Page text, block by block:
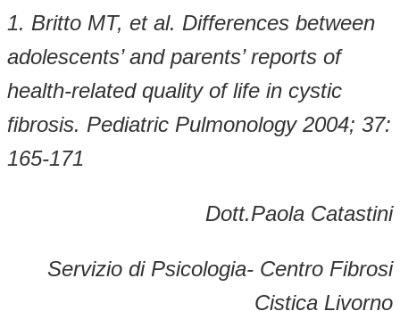
1. Britto MT, et al. Differences between
adolescents’ and parents’ reports of
health-related quality of life in cystic
fibrosis. Pediatric Pulmonology 2004; 37:
165-171
Dott.Paola Catastini
Servizio di Psicologia- Centro Fibrosi
Cistica Livorno